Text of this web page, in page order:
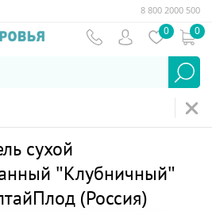
8 800 2000 500
0 0
сухой
"Клубничный"
(Россия)